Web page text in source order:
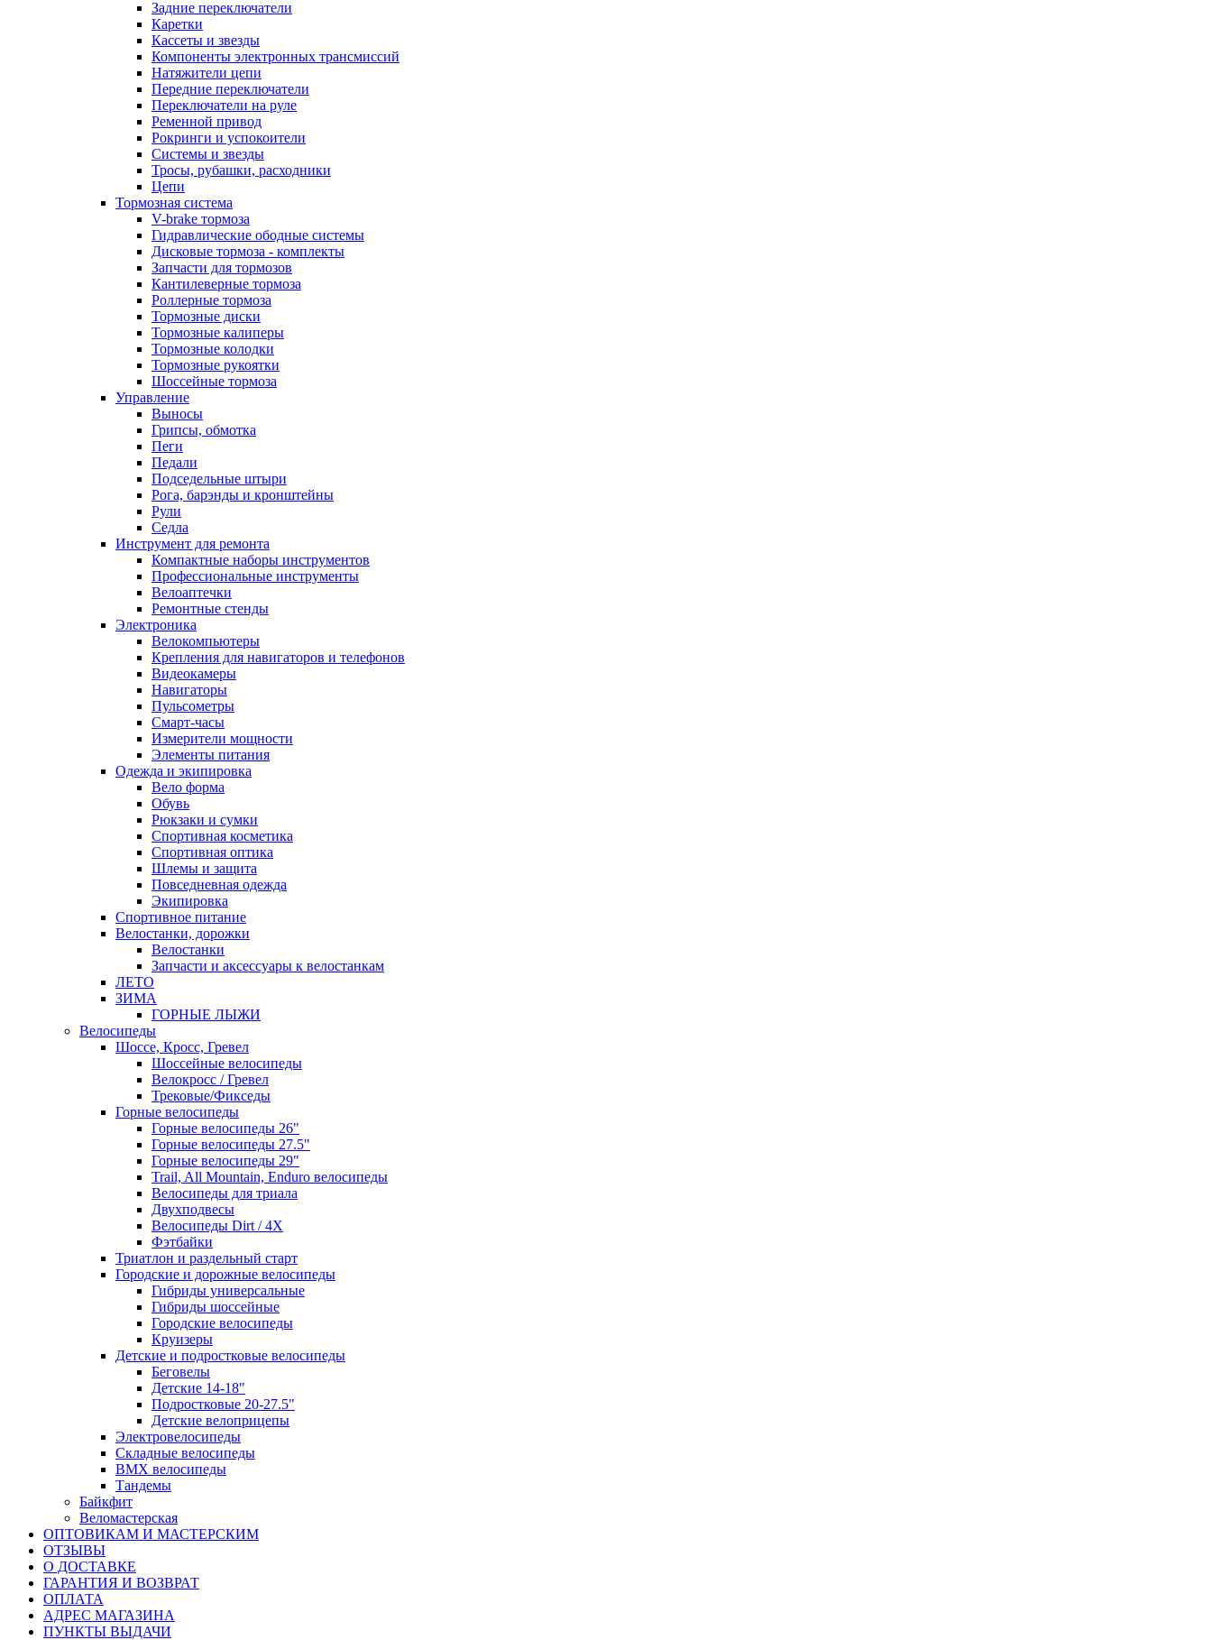
Задние переключатели
Каретки
Кассеты и звезды
Компоненты электронных трансмиссий
Натяжители цепи
Передние переключатели
Переключатели на руле
Ременной привод
Рокринги и успокоители
Системы и звезды
Тросы, рубашки, расходники
Цепи
Тормозная система
V-brake тормоза
Гидравлические ободные системы
Дисковые тормоза - комплекты
Запчасти для тормозов
Кантилеверные тормоза
Роллерные тормоза
Тормозные диски
Тормозные калиперы
Тормозные колодки
Тормозные рукоятки
Шоссейные тормоза
Управление
Выносы
Грипсы, обмотка
Пеги
Педали
Подседельные штыри
Рога, барэнды и кронштейны
Рули
Седла
Инструмент для ремонта
Компактные наборы инструментов
Профессиональные инструменты
Велоаптечки
Ремонтные стенды
Электроника
Велокомпьютеры
Крепления для навигаторов и телефонов
Видеокамеры
Навигаторы
Пульсометры
Смарт-часы
Измерители мощности
Элементы питания
Одежда и экипировка
Вело форма
Обувь
Рюкзаки и сумки
Спортивная косметика
Спортивная оптика
Шлемы и защита
Повседневная одежда
Экипировка
Спортивное питание
Велостанки, дорожки
Велостанки
Запчасти и аксессуары к велостанкам
ЛЕТО
ЗИМА
ГОРНЫЕ ЛЫЖИ
Велосипеды
Шоссе, Кросс, Гревел
Шоссейные велосипеды
Велокросс / Гревел
Трековые/Фикседы
Горные велосипеды
Горные велосипеды 26"
Горные велосипеды 27.5"
Горные велосипеды 29"
Trail, All Mountain, Enduro велосипеды
Велосипеды для триала
Двухподвесы
Велосипеды Dirt / 4X
Фэтбайки
Триатлон и раздельный старт
Городские и дорожные велосипеды
Гибриды универсальные
Гибриды шоссейные
Городские велосипеды
Круизеры
Детские и подростковые велосипеды
Беговелы
Детские 14-18"
Подростковые 20-27.5"
Детские велоприцепы
Электровелосипеды
Складные велосипеды
BMX велосипеды
Тандемы
Байкфит
Веломастерская
ОПТОВИКАМ И МАСТЕРСКИМ
ОТЗЫВЫ
О ДОСТАВКЕ
ГАРАНТИЯ И ВОЗВРАТ
ОПЛАТА
АДРЕС МАГАЗИНА
ПУНКТЫ ВЫДАЧИ